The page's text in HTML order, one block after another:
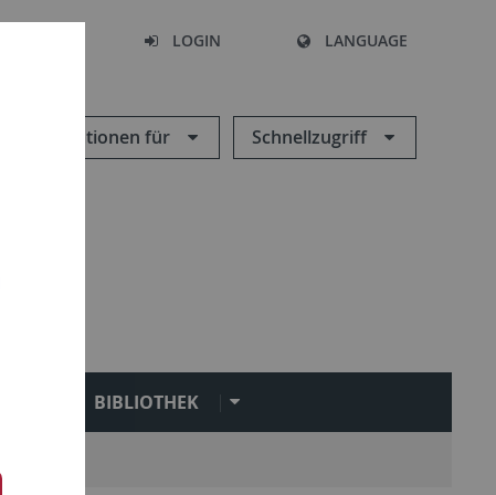
LOGIN LANGUAGE
Informationen für Schnellzugriff
BIBLIOTHEK